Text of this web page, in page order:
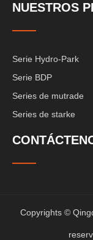
NUESTROS
Serie Hydro-Park
Serie BDP
Series de mutrade
Series de starke
Copyrights ©